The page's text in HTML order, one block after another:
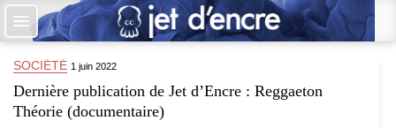
Accueil
Les auteurs
+Catégories
SOCIÉTÉ 1 juin 2022
Dernière publication de Jet d’Encre : Reggaeton
Théorie (documentaire)